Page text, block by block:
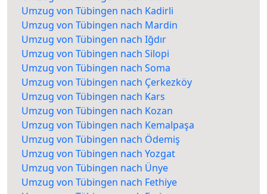
Umzug von Tübingen nach Kadirli
Umzug von Tübingen nach Mardin
Umzug von Tübingen nach Iğdır
Umzug von Tübingen nach Silopi
Umzug von Tübingen nach Soma
Umzug von Tübingen nach Çerkezköy
Umzug von Tübingen nach Kars
Umzug von Tübingen nach Kozan
Umzug von Tübingen nach Kemalpaşa
Umzug von Tübingen nach Ödemiş
Umzug von Tübingen nach Yozgat
Umzug von Tübingen nach Ünye
Umzug von Tübingen nach Fethiye